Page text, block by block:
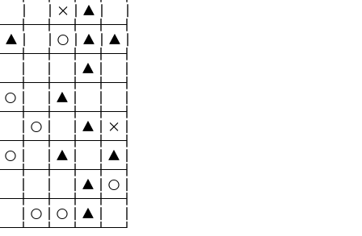
┃ ┃×┃▲┃ ┃
┃○┃▲┃▲┃
┃ ┃ ┃▲┃ ┃
┃▲┃ ┃ ┃
┃▲┃×┃
┃▲┃ ┃▲┃
┃ ┃ ┃▲┃○┃
┃